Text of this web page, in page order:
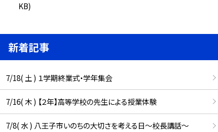
KB)
新着記事
7/18( 土 ) １学期終業式・学年集会
7/16( 木 ) 【２年】高等学校の先生による授業体験
7/8( 水 ) 八王子市いのちの大切さを考える日～校長講話～